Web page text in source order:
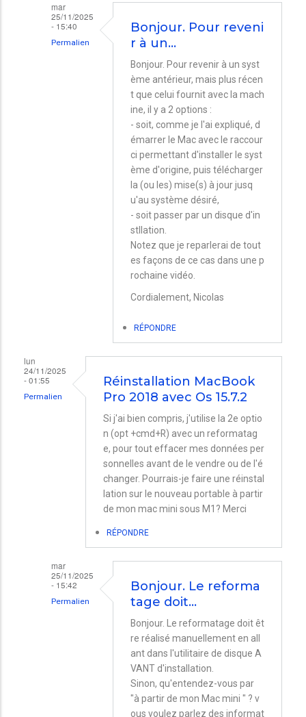
mar
25/11/2025
- 15:40
Permalien
Bonjour. Pour reveni
r à un…
Bonjour. Pour revenir à un syst
ème antérieur, mais plus récen
t que celui fournit avec la mach
ine, il y a 2 options :
- soit, comme je l'ai expliqué, d
émarrer le Mac avec le raccour
ci permettant d'installer le syst
ème d'origine, puis télécharger
la (ou les) mise(s) à jour jusq
u'au système désiré,
- soit passer par un disque d'in
stllation.
Notez que je reparlerai de tout
es façons de ce cas dans une p
rochaine vidéo.
Cordialement, Nicolas
RÉPONDRE
lun
24/11/2025
- 01:55
Permalien
Réinstallation MacBook
Pro 2018 avec Os 15.7.2
Si j'ai bien compris, j'utilise la 2e optio
n (opt +cmd+R) avec un reformatag
e, pour tout effacer mes données per
sonnelles avant de le vendre ou de l'é
changer. Pourrais-je faire une réinstal
lation sur le nouveau portable à partir
de mon mac mini sous M1? Merci
RÉPONDRE
mar
25/11/2025
- 15:42
Permalien
Bonjour. Le reforma
tage doit…
Bonjour. Le reformatage doit êt
re réalisé manuellement en all
ant dans l'utilitaire de disque A
VANT d'installation.
Sinon, qu'entendez-vous par
"à partir de mon Mac mini " ? v
ous voulez parlez des informat